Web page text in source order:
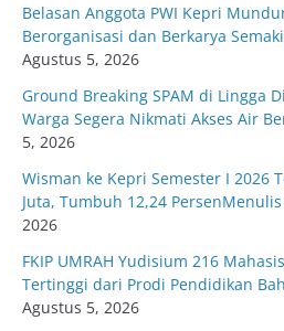
Belasan Anggota PWI Kepri
Berorganisasi dan Berkarya
Agustus 5, 2026
Ground Breaking SPAM di Lingga
Warga Segera Nikmati Akses Air
5, 2026
Wisman ke Kepri Semester I 2026
Juta, Tumbuh 12,24 PersenMenulis
2026
FKIP UMRAH Yudisium 216
Tertinggi dari Prodi Pendidikan
Agustus 5, 2026